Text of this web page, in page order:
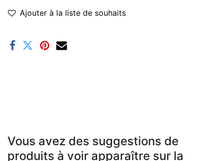
Ajouter à la liste de souhaits
Vous avez des suggestions de
produits à voir apparaître sur la